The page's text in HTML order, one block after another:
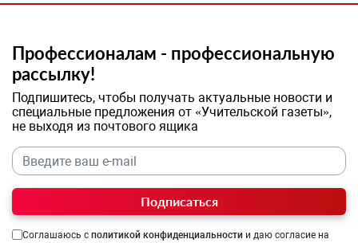
Профессионалам - профессиональную
рассылку!
Подпишитесь, чтобы получать актуальные новости и
специальные предложения от «Учительской газеты»,
не выходя из почтового ящика
Подписаться
Соглашаюсь с политикой конфиденциальности и даю согласие на